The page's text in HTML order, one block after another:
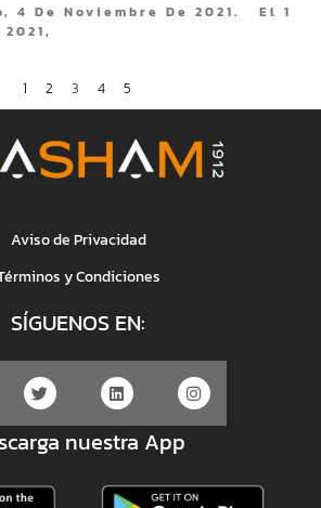
4 De Noviembre De 2021. El 1
1 2 3 4 5
Aviso de Privacidad
y Condiciones
SÍGUENOS EN:
nuestra App